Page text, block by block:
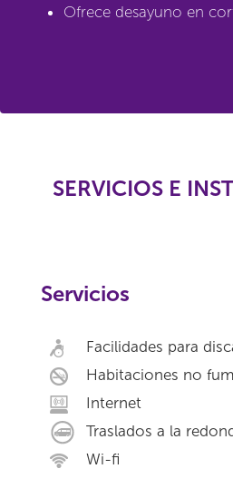
Ofrece desayuno en
SERVICIOS E
Servicios
Facilidades para
Habitaciones no
Internet
Traslados a la
Wi-fi